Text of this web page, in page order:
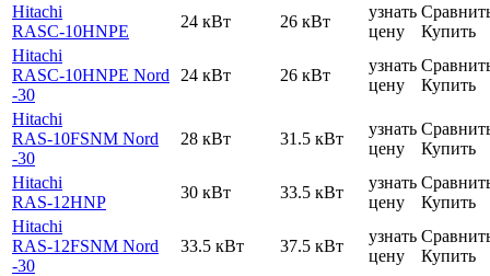
Hitachi
RASC-10HNPE
24 кВт 26 кВт
узнать
цену
Купить
Hitachi
RASC-10HNPE Nord
-30
24 кВт 26 кВт
узнать
цену
Купить
Hitachi
RAS-10FSNM Nord
-30
28 кВт 31.5 кВт
узнать
цену
Купить
Hitachi
RAS-12HNP
30 кВт 33.5 кВт
узнать
цену
Купить
Hitachi
RAS-12FSNM Nord
-30
33.5 кВт 37.5 кВт
узнать
цену
Купить